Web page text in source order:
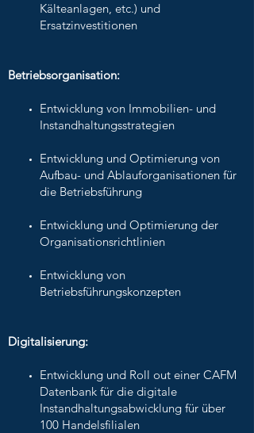
Kälteanlagen, etc.) und
Ersatzinvestitionen
Betriebsorganisation:
Entwicklung von Immobilien- und
Instandhaltungsstrategien
Entwicklung und Optimierung von
Aufbau- und Ablauforganisationen für
die Betriebsführung
Entwicklung und Optimierung der
Organisationsrichtlinien
Entwicklung von
Betriebsführungskonzepten
Digitalisierung:
Entwicklung und Roll out einer CAFM
Datenbank für die digitale
Instandhaltungsabwicklung für über
100 Handelsfilialen